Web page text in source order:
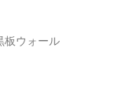
板ウォール